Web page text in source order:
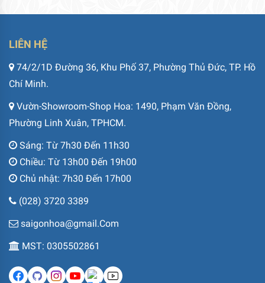
LIÊN HỆ
74/2/1D Đường 36, Khu Phố 37, Phường Thủ Đức, TP. Hồ
Chí Minh.
Vườn-Showroom-Shop Hoa: 1490, Phạm Văn Đồng,
Phường Linh Xuân, TPHCM.
Sáng: Từ 7h30 Đến 11h30
Chiều: Từ 13h00 Đến 19h00
Chủ nhật: 7h30 Đến 17h00
(028) 3720 3389
saigonhoa@gmail.Com
MST: 0305502861